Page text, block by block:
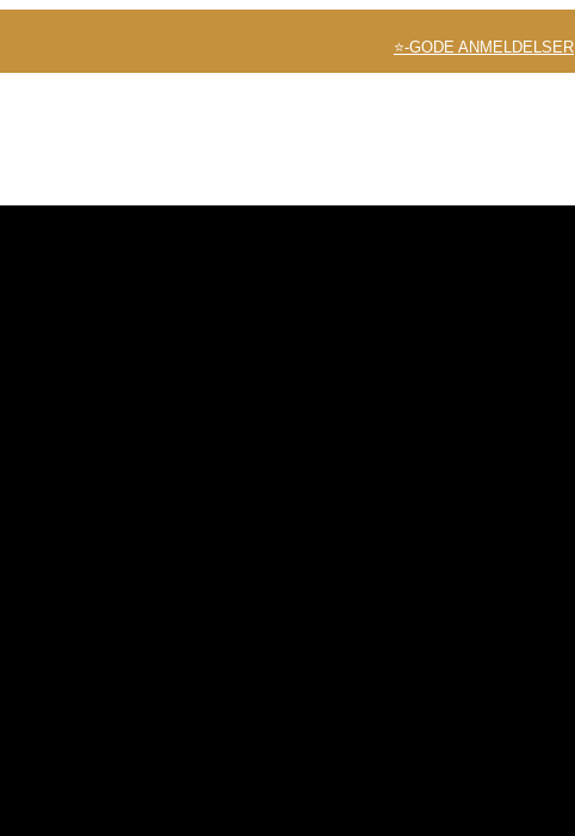
⭐-GODE ANMELDELSER